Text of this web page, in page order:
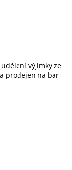
výjimky ze
prodejen na bar